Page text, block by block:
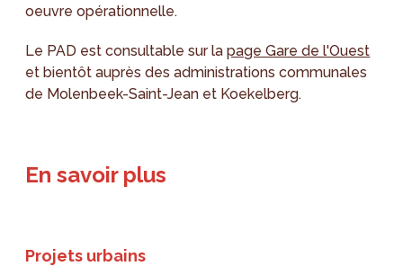
oeuvre opérationnelle.
Le PAD est consultable sur lapage Gare de l'Ouest
et bientôt auprès des administrations communales
de Molenbeek-Saint-Jean et Koekelberg.
En savoir plus
Projets urbains